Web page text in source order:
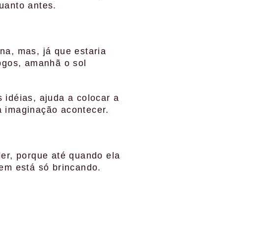
antes.
mas, já que estaria
amanhã o sol
idéias, ajuda a colocar a
acontecer.
porque até quando ela
está só brincando.